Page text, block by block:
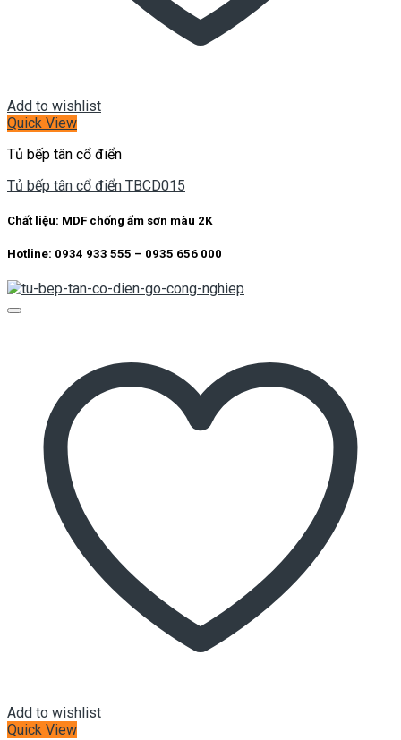
Add to wishlist
Quick View
Tủ bếp tân cổ điển
Tủ bếp tân cổ điển TBCD015
Chất liệu: MDF chống ẩm sơn màu 2K
Hotline: 0934 933 555 – 0935 656 000
Add to wishlist
Quick View